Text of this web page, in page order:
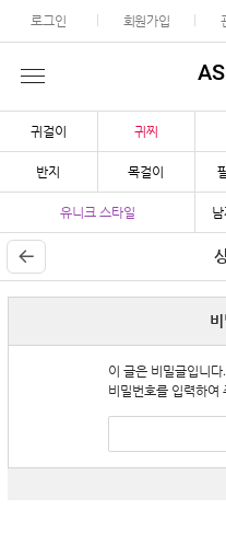
로그인 회원가입
귀걸이 귀찌
반지 목걸이
유니크 스타일
이 글은 비밀글입니다.
비밀번호를 입력하여